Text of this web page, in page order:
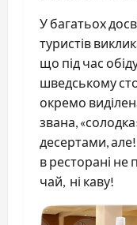
У багатьох
туристів
що під час
шведському
окремо
звана,
десертами,
в ресторані не
чай, ні каву!